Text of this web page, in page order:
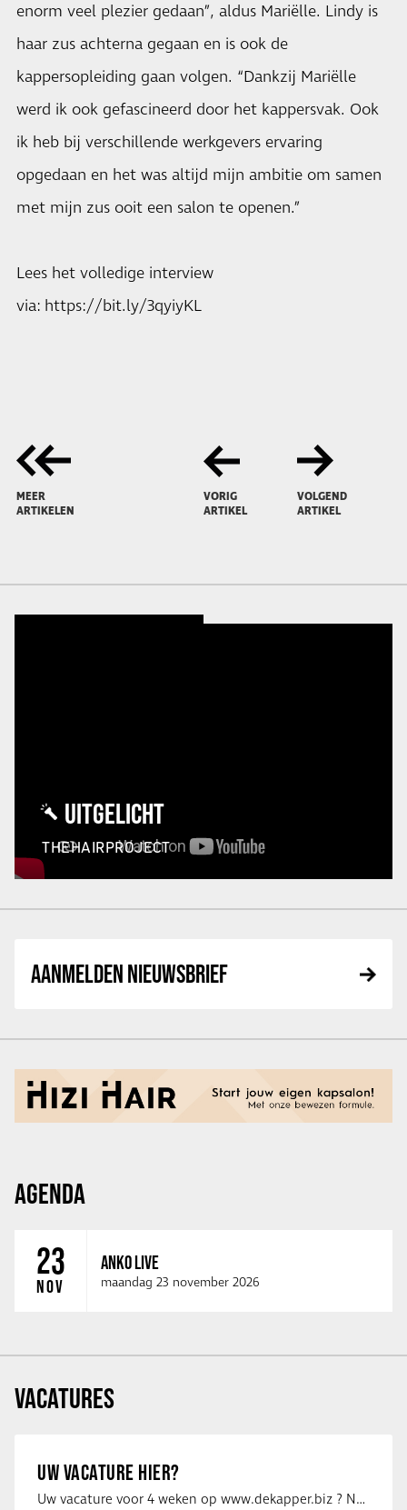
enorm veel plezier gedaan”, aldus Mariëlle. Lindy is
haar zus achterna gegaan en is ook de
kappersopleiding gaan volgen. “Dankzij Mariëlle
werd ik ook gefascineerd door het kappersvak. Ook
ik heb bij verschillende werkgevers ervaring
opgedaan en het was altijd mijn ambitie om samen
met mijn zus ooit een salon te openen.”
Lees het volledige interview
via: https://bit.ly/3qyiyKL
MEER
ARTIKELEN
VORIG
ARTIKEL
VOLGEND
ARTIKEL
UITGELICHT
THEHAIRPROJECT
AANMELDEN NIEUWSBRIEF
AGENDA
23
NOV
ANKO LIVE
maandag 23 november 2026
VACATURES
UW VACATURE HIER?
Uw vacature voor 4 weken op www.dekapper.biz ? Neem dan contact op met Maaike …